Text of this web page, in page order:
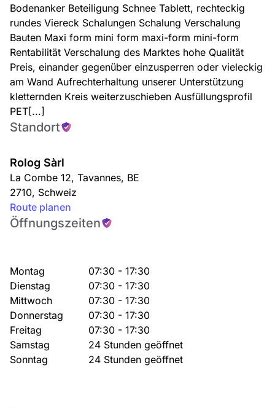
Bodenanker Beteiligung Schnee Tablett, rechteckig
rundes Viereck Schalungen Schalung Verschalung
Bauten Maxi form mini form maxi-form mini-form
Rentabilität Verschalung des Marktes hohe Qualität
Preis, einander gegenüber einzusperren oder vieleckig
am Wand Aufrechterhaltung unserer Unterstützung
kletternden Kreis weiterzuschieben Ausfüllungsprofil
PET[...]
Standort
Rolog Sàrl
La Combe 12, Tavannes, BE
2710, Schweiz
Route planen
Öffnungszeiten
Montag
07:30 - 17:30
Dienstag
07:30 - 17:30
Mittwoch
07:30 - 17:30
Donnerstag
07:30 - 17:30
Freitag
07:30 - 17:30
Samstag
24 Stunden geöffnet
Sonntag
24 Stunden geöffnet